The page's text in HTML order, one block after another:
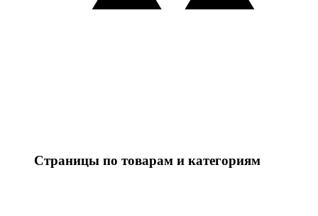
Страницы по товарам и категориям